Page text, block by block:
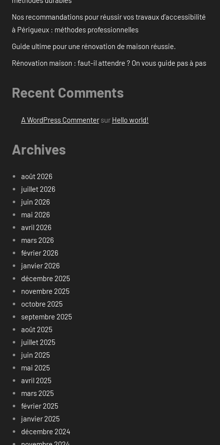
Nos recommandations pour réussir vos travaux d’accessibilité
à Périgueux : méthodes professionnelles
Guide ultime pour une rénovation de maison réussie.
Rénovation maison : faut-il attendre ? On vous guide pas à pas
Recent Comments
A WordPress Commentersur Hello world!
Archives
août 2026
juillet 2026
juin 2026
mai 2026
avril 2026
mars 2026
février 2026
janvier 2026
décembre 2025
novembre 2025
octobre 2025
septembre 2025
août 2025
juillet 2025
juin 2025
mai 2025
avril 2025
mars 2025
février 2025
janvier 2025
décembre 2024